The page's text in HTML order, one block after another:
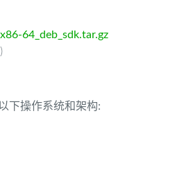
64_deb_sdk.tar.gz
)
下操作系统和架构: